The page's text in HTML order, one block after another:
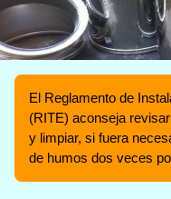
El Reglamento de
(RITE) aconseja
y limpiar, si fuera
de humos dos veces